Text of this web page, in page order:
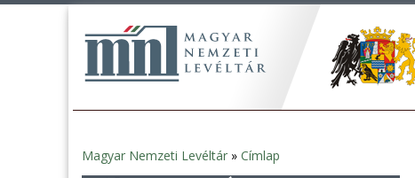
Jelenlegi
Magyar Nemzeti Levéltár » Címlap